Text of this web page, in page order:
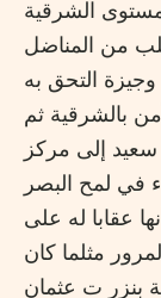
الشرقية
من المناضل
التحق به
بالشرقية ثم
سعيد إلى مركز
في لمح البصر
عقابا له على
مثلما كان
بنزر ت عثمان